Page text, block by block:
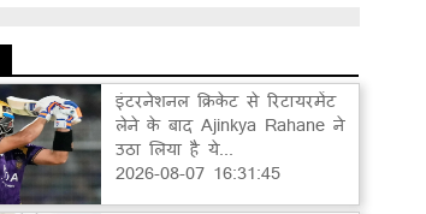
इंटरनेशनल क्रिकेट से रिटायरमेंट
लेने के बाद Ajinkya Rahane ने
उठा लिया है ये...
2026-08-07 16:31:45